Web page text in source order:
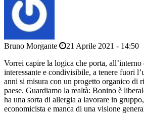
Bruno Morgante
21 Aprile 2021 - 14:50
Vorrei capire la logica che porta,
interessante e condivisibile, a tenere fuori
anni si misura con un progetto organico di
paese. Guardiamo la realtà: Bonino è
ha una sorta di allergia a lavorare in
economicista e manca di una visione